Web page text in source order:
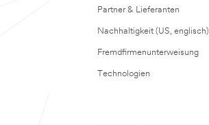
Partner & Lieferanten
Nachhaltigkeit (US, englisch)
Fremdfirmenunterweisung
Technologien